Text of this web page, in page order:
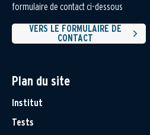
formulaire de contact ci-dessous
VERS LE FORMULAIRE DE
CONTACT
Plan du site
Institut
Tests